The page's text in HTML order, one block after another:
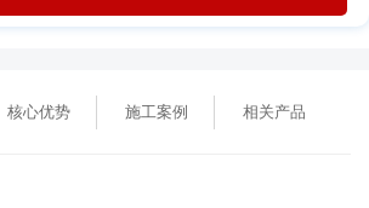
核心优势 施工案例 相关产品